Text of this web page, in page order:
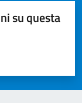
su questa